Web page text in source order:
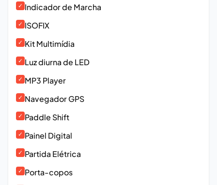
✓ Indicador de Marcha
✓ ISOFIX
✓ Kit Multimídia
✓ Luz diurna de LED
✓ MP3 Player
✓ Navegador GPS
✓ Paddle Shift
✓ Painel Digital
✓ Partida Elétrica
✓ Porta-copos